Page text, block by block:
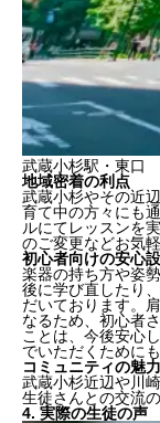
武蔵小杉駅・東口
地域密着の利点
武蔵小杉やその近
育て中の方々にも
ルにてレッスンを
のご変更などお気
初心者向けの安心
楽器の持ち方や姿
後に学び直したり
だいております。
なるため、初心者
ことは、今後安心
でいただくために
コミュニティの魅力
武蔵小杉近辺や川
生徒さんとの交流
4. 実際の生徒の声